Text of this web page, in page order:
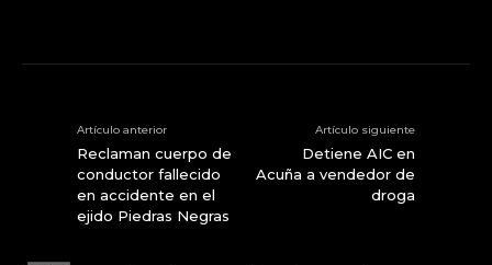
Artículo anterior
Reclaman cuerpo de
conductor fallecido
en accidente en el
ejido Piedras Negras
Artículo siguiente
Detiene AIC en
Acuña a vendedor de
droga